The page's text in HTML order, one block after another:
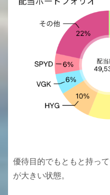
優待目的でもともと持っ
が大きい状態。